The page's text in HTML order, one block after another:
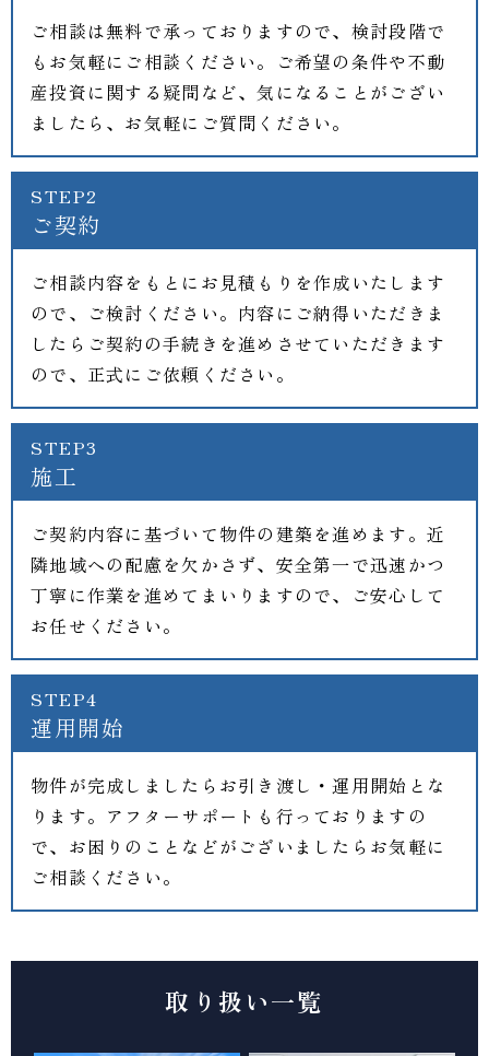
ご相談は無料で承っておりますので、検討段階で
もお気軽にご相談ください。ご希望の条件や不動
産投資に関する疑問など、気になることがござい
ましたら、お気軽にご質問ください。
STEP2
ご契約
ご相談内容をもとにお見積もりを作成いたします
ので、ご検討ください。内容にご納得いただきま
したらご契約の手続きを進めさせていただきます
ので、正式にご依頼ください。
STEP3
施工
ご契約内容に基づいて物件の建築を進めます。近
隣地域への配慮を欠かさず、安全第一で迅速かつ
丁寧に作業を進めてまいりますので、ご安心して
お任せください。
STEP4
運用開始
物件が完成しましたらお引き渡し・運用開始とな
ります。アフターサポートも行っておりますの
で、お困りのことなどがございましたらお気軽に
ご相談ください。
取り扱い一覧